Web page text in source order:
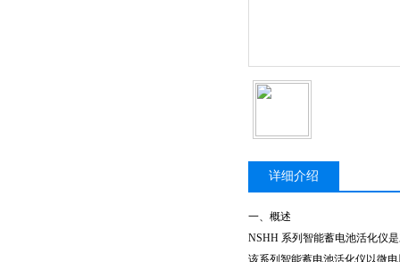
详细介绍
一、概述
NSHH 系列智能蓄电池活化仪
该系列智能蓄电池活化仪以微